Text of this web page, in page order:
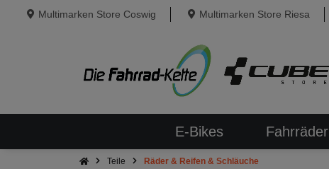
Multimarken Store Coswig Multimarken Store Riesa
E-Bikes Fahrräder
Teile Räder & Reifen & Schläuche